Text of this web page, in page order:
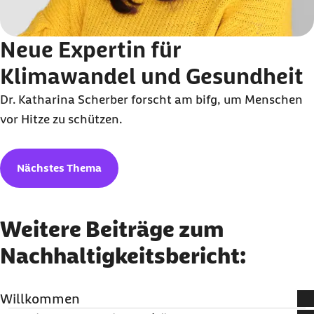
Neue Expertin für
Klimawandel und Gesundheit
Dr. Katharina Scherber forscht am bifg, um Menschen
vor Hitze zu schützen.
Nächstes Thema
Weitere Beiträge zum
Nachhaltigkeitsbericht:
Willkommen